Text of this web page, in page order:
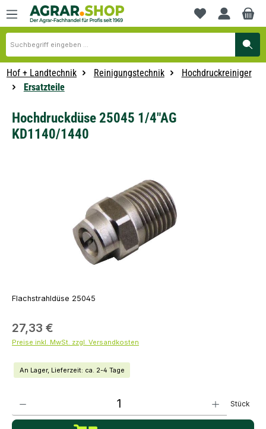
springen
Du hast 0
Hof + Landtechnik Reinigungstechnik
Hochdruckreiniger
Ersatzteile
Hochdruckdüse 25045 1/4"AG
KD1140/1440
Flachstrahldüse 25045
27,33 €
Preise inkl. MwSt. zzgl. Versandkosten
An Lager, Lieferzeit: ca. 2-4 Tage
Stück